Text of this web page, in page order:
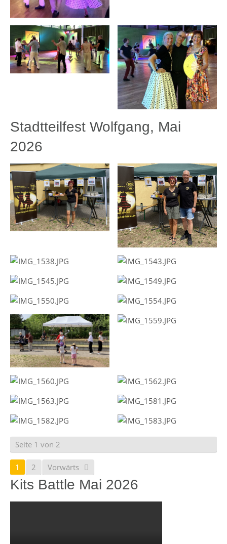
Stadtteilfest Wolfgang, Mai
2026
Seite 1 von 2
1 2 Vorwärts
Kits Battle Mai 2026